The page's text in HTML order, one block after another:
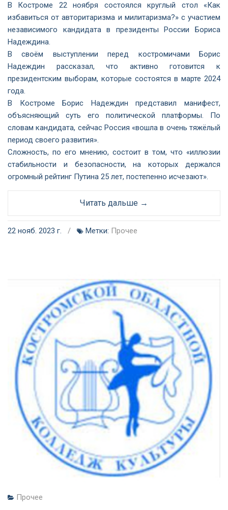
В Костроме 22 ноября состоялся круглый стол «Как
избавиться от авторитаризма и милитаризма?» с участием
независимого кандидата в президенты России Бориса
Надеждина.
В своём выступлении перед костромичами Борис
Надеждин рассказал, что активно готовится к
президентским выборам, которые состоятся в марте 2024
года.
В Костроме Борис Надеждин представил манифест,
объясняющий суть его политической платформы. По
словам кандидата, сейчас Россия «вошла в очень тяжёлый
период своего развития».
Сложность, по его мнению, состоит в том, что «иллюзии
стабильности и безопасности, на которых держался
огромный рейтинг Путина 25 лет, постепенно исчезают».
Читать дальше →
22 нояб. 2023 г. / Метки: Прочее
Прочее